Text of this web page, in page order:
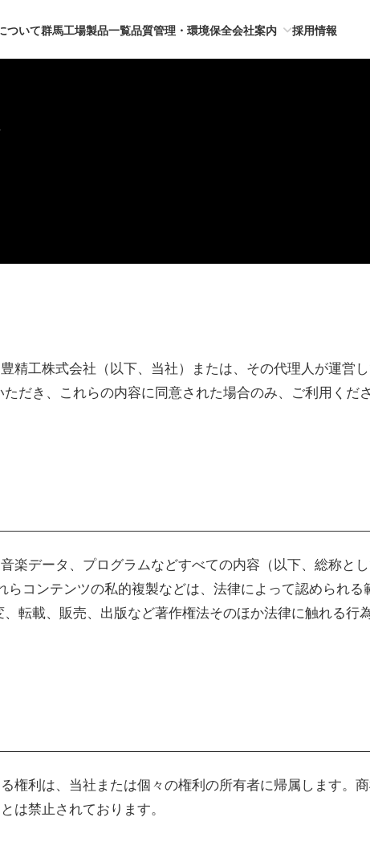
ついて群馬工場製品一覧品質管理・環境保全会社案内 採用情報
精工株式会社（以下、当社）または、その代理人が運営
だき、これらの内容に同意された場合のみ、ご利用くだ
楽データ、プログラムなどすべての内容（以下、総称と
コンテンツの私的複製などは、法律によって認められる
転載、販売、出版など著作権法そのほか法律に触れる行
権利は、当社または個々の権利の所有者に帰属します。
は禁止されております。